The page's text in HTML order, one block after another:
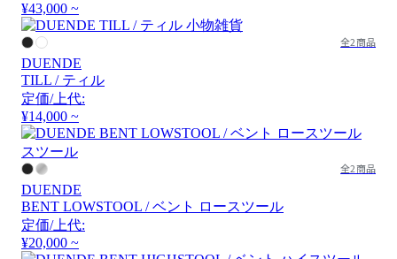
¥43,000 ~
全2商品
DUENDE
TILL / ティル
定価/上代:
¥14,000 ~
全2商品
DUENDE
BENT LOWSTOOL / ベント ロースツール
定価/上代:
¥20,000 ~